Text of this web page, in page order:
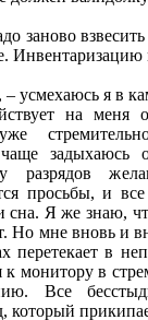
заново
Инвентаризацию
усмехаюсь я в
на
задыхаюсь
разрядов
просьбы, и
сна. Я же знаю,
Но мне вновь и
перетекает в
к монитору в
Все
который